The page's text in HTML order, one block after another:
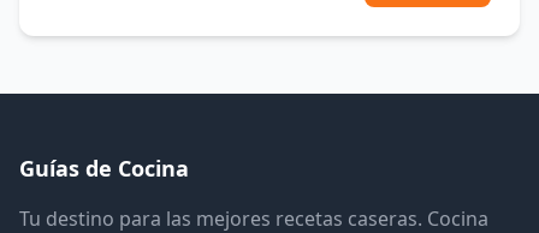
Guías de Cocina
Tu destino para las mejores recetas caseras. Cocina